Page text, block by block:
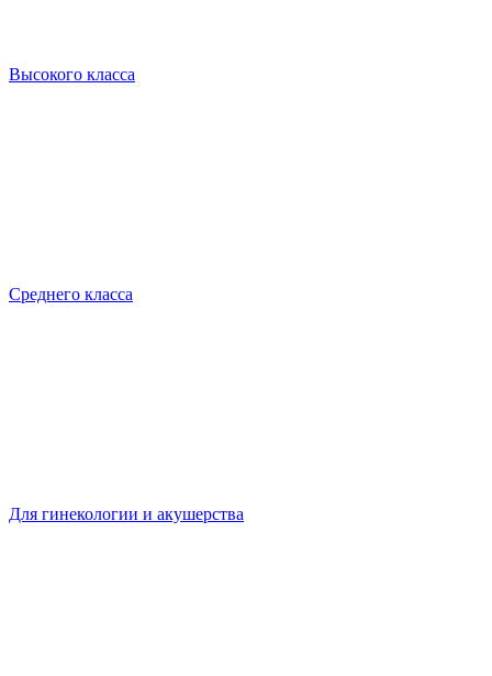
Высокого класса
Среднего класса
Для гинекологии и акушерства